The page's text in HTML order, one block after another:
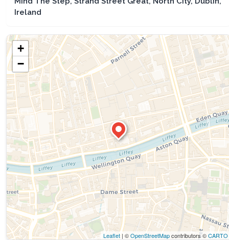
Ireland
+
−
Leaflet | ©OpenStreetMapcontributors ©CARTO